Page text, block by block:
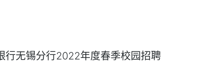
行无锡分行2022年度春季校园招聘